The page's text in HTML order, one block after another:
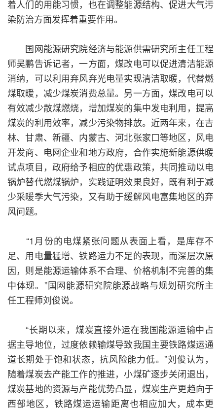
着人们的用能习惯，也在调整能源结构、促进大气污
染防治方面发挥着重要作用。
国网能源研究院经济与能源供需研究所主任工程
师吴鹏告诉记者，一方面，煤改电可以促进清洁能源
消纳，可以利用弃风弃光电量实现清洁取暖，代替燃
煤取暖，减少煤炭消费总量。另一方面，煤改电可以
有效减少散煤燃烧，增加煤炭的集中发电利用，提高
煤炭的利用效率，减少污染物排放。近两年来，在吉
林、甘肃、新疆、内蒙古、河北张家口等地区，风电
开发商、电网企业和地方政府，合作实施新能源供暖
试点项目，政府给予相应的优惠政策，共同推动以电
锅炉替代燃煤锅炉，实践证明效果良好，既有利于减
少采暖季大气污染，又有助于缓解风电富集地区的弃
风问题。
“1月份的电煤紧张问题从表面上看，是库存不
足、用电量猛增、铁路运力不足的表现，而深层次原
因，则是能源运输体系不合理、价格机制不完善的集
中体现。”国网能源研究院能源战略与规划研究所主
任工程师刘俊说。
“长期以来，煤炭直接外运在我国能源运输中占
据主导地位，过度依赖输煤导致我国主要铁路煤运通
道长期处于饱和状态，抗风险能力低。”刘俊认为，
随着煤炭去产能工作的推进，小煤矿逐步关闭退出，
煤炭基地的资源与产能优势凸显，煤炭生产更趋向于
西部地区，铁路煤运运输距离也相应加大，成本更